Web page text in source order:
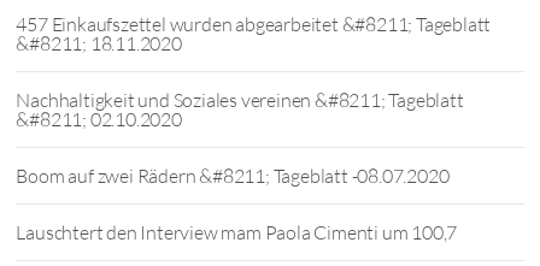
457 Einkaufszettel wurden abgearbeitet &#8211; Tageblatt
&#8211; 18.11.2020
Nachhaltigkeit und Soziales vereinen &#8211; Tageblatt
&#8211; 02.10.2020
Boom auf zwei Rädern &#8211; Tageblatt -08.07.2020
Lauschtert den Interview mam Paola Cimenti um 100,7